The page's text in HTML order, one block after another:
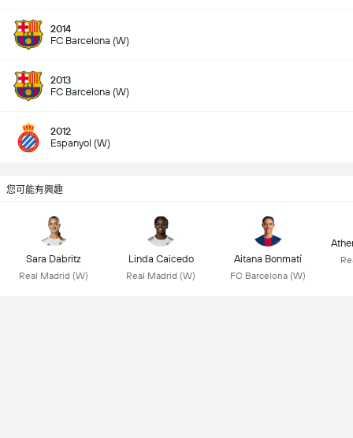
2014
FC Barcelona (W)
2013
FC Barcelona (W)
2012
Espanyol (W)
您可能有興趣
Sara Dabritz
Real Madrid (W)
Linda Caicedo
Real Madrid (W)
Aitana Bonmatí
FC Barcelona (W)